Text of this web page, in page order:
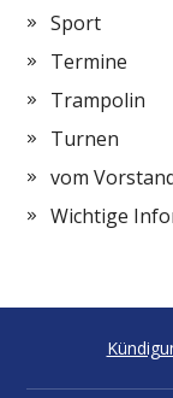
Sport
Termine
Trampolin
Turnen
vom
Wichtige